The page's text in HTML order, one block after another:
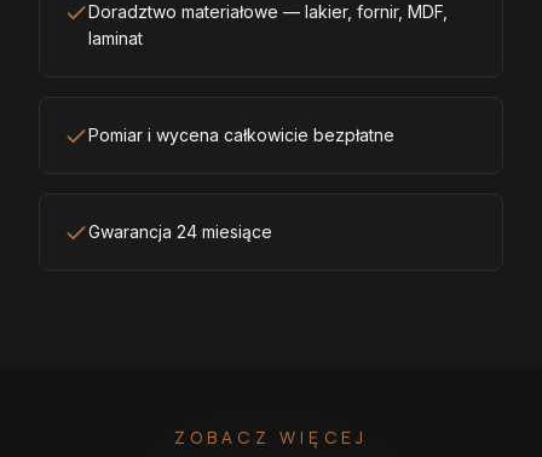
Doradztwo materiałowe — lakier, fornir, MDF,
laminat
Pomiar i wycena całkowicie bezpłatne
Gwarancja 24 miesiące
ZOBACZ WIĘCEJ